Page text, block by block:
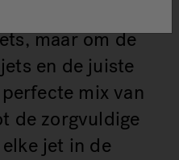
maar om de
en de juiste
mix van
de zorgvuldige
jet in de